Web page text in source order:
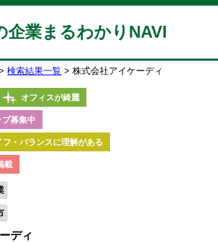
企業まるわかりNAVI
検索結果一覧 株式会社アイケーディ
オフィスが綺麗
募集中
フ・バランスに理解がある
載
ディ